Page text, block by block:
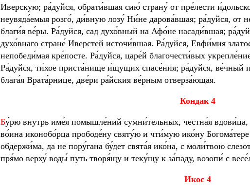
Иверскую; ра́дуйся, обрати́вшая сию́ страну́ от пре́лести
неувяда́емыя розго́, ди́вную лозу́ Ни́не дарова́вшая; ра́дуйся, от
благи́я ве́ры. Ра́дуйся, сад духо́вный на Афо́не насади́вшая;
духо́внаго стране́ Иверстей источи́вшая. Ра́дуйся, Евфи́мия
непобеди́мая кре́посте. Ра́дуйся, царе́й благочести́вых
Ра́дуйся, ти́хое приста́нище и́щущих спасе́ния; ра́дуйся, ве́чный
блага́я Врата́рнице, две́ри ра́йския ве́рным отверза́ющая.
Кондак 4
Бу́рю внутрь име́я помышле́ний сумни́тельных, честна́я
во́ина иконобо́рца прободе́ну святу́ю и чти́мую ико́ну
обдержи́ма, да не пору́гана бу́дет свята́я ико́на, с моли́твою
пря́мо верху́ воды́ путь творя́щу и теку́щу к за́паду, возопи́ с
Икос 4